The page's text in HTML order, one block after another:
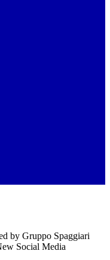
by Gruppo Spaggiari
Social Media